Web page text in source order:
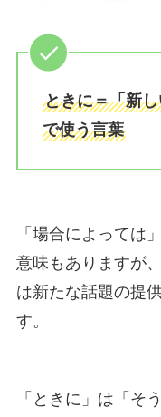
ときに＝「新
で使う言葉
「場合によっては
意味もありますが
は新たな話題の提
す。
「ときに」は「そ